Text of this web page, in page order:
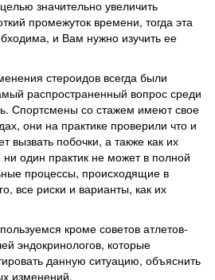
значительно увеличить
промежуток времени, тогда эта
и Вам нужно изучить ее
стероидов всегда были
распространенный вопрос среди
Спортсмены со стажем имеют свое
они на практике проверили что и
вызвать побочки, а также как их
один практик не может в полной
процессы, происходящие в
все риски и варианты, как их
кроме советов атлетов-
эндокринологов, которые
данную ситуацию, объяснить
изменений.